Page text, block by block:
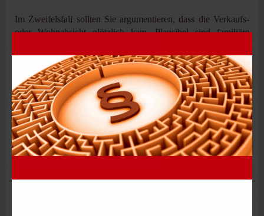
Im Zweifelsfall sollten Sie argumentieren, dass die Verkaufs-
oder Wohnabsicht plötzlich kam. Plausibel sind familiäre
Gründe wie ein Liquiditätsengpass oder ein Umzug.
2.3 Mietverträge mit Angehörigen
Als Hausbesitzer steht es Ihnen frei, an wen Sie vermieten und
welchen Betrag Sie dabei vereinbaren. Ob an fremde Dritte
oder Verwandte: Einnahmen und Ausgaben werden steuerlich
gleich behandelt. Dennoch schauen Finanzbeamte bei
Angehörigen näher hin: Wird der Mietvertrag wie allgemein